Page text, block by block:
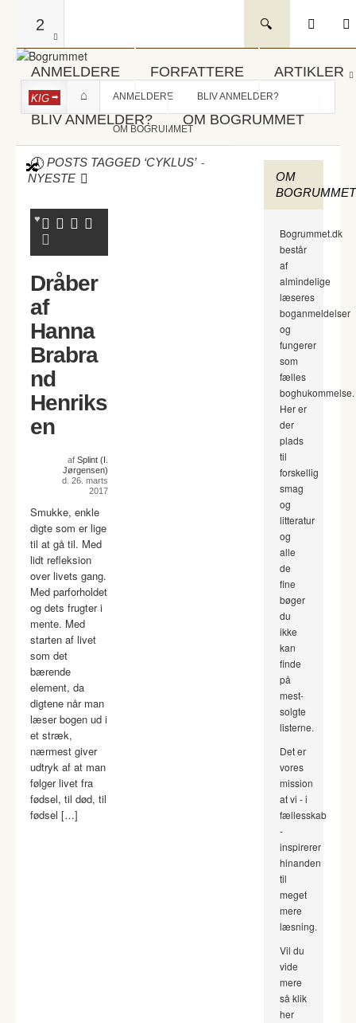
2
ANMELDERE FORFATTERE ARTIKLER
BLIV ANMELDER? OM BOGRUMMET
KIG ANMELDERE BLIV ANMELDER?
OM BOGRUMMET
POSTS TAGGED ‘CYKLUS’ -
NYESTE
Dråber
af
Hanna
Brabra
nd
Henriks
en
af Splint (I.
Jørgensen)
d. 26. marts
2017
Smukke, enkle
digte som er lige
til at gå til. Med
lidt refleksion
over livets gang.
Med parforholdet
og dets frugter i
mente. Med
starten af livet
som det
bærende
element, da
digtene når man
læser bogen ud i
et stræk,
nærmest giver
udtryk af at man
følger livet fra
fødsel, til død, til
fødsel […]
OM
BOGRUMMET
Bogrummet.dk
består
af
almindelige
læseres
boganmeldelser
og
fungerer
som
fælles
boghukommelse.
Her er
der
plads
til
forskellig
smag
og
litteratur
og
alle
de
fine
bøger
du
ikke
kan
finde
på
mest-
solgte
listerne.
Det er
vores
mission
at vi - i
fællesskab
-
inspirerer
hinanden
til
meget
mere
læsning.
Vil du
vide
mere
så klik
her